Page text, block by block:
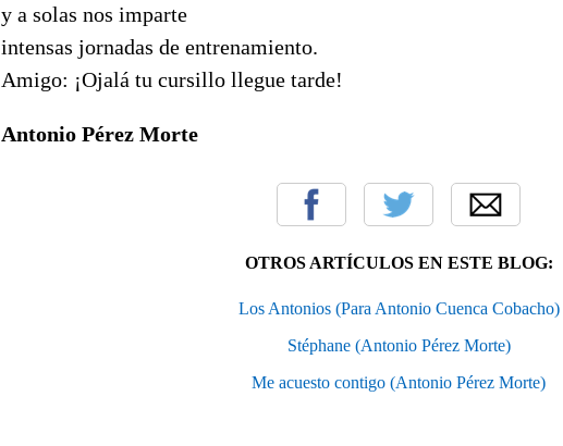
y a solas nos imparte
intensas jornadas de entrenamiento.
Amigo: ¡Ojalá tu cursillo llegue tarde!
Antonio Pérez Morte
OTROS ARTÍCULOS EN ESTE BLOG:
Los Antonios (Para Antonio Cuenca Cobacho)
Stéphane (Antonio Pérez Morte)
Me acuesto contigo (Antonio Pérez Morte)